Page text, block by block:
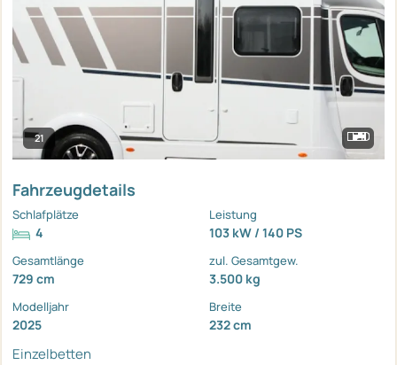
21
Fahrzeugdetails
Schlafplätze
4
Leistung
103 kW / 140 PS
Gesamtlänge
729 cm
zul. Gesamtgew.
3.500 kg
Modelljahr
2025
Breite
232 cm
Einzelbetten